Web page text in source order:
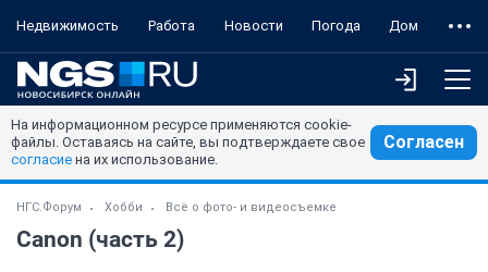
Недвижимость Работа Новости Погода Дом
На информационном ресурсе применяются cookie-
файлы. Оставаясь на сайте, вы подтверждаете свое
согласие на их использование.
Согласен
НГС.Форум Хобби Всё о фото- и видеосъемке
Canon (часть 2)